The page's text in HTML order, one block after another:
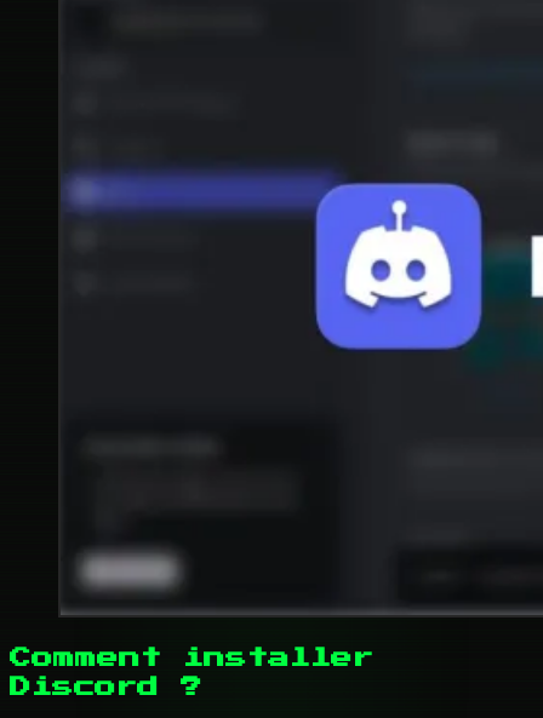
Comment installer
Discord ?